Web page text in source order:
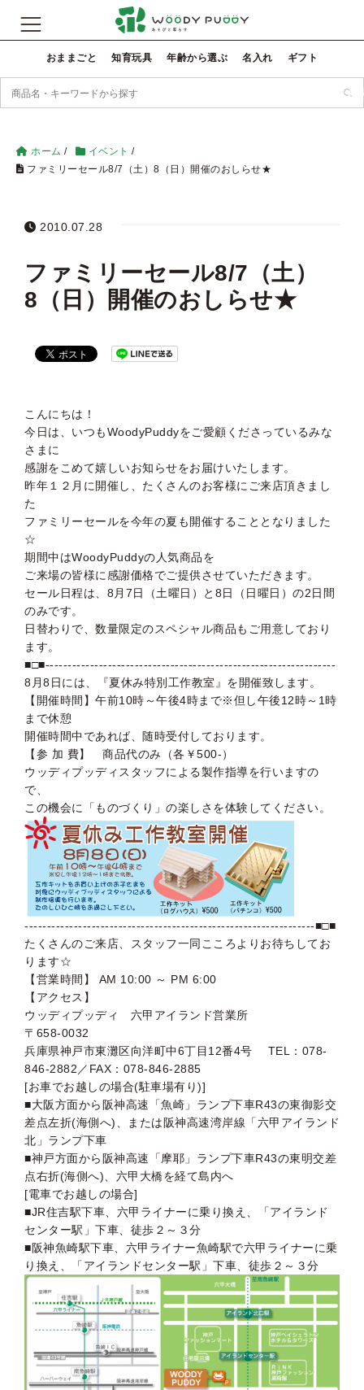
おままごと 知育玩具 年齢から選ぶ 名入れ ギフト
検
ホーム / イベント /
ファミリーセール8/7（土）8（日）開催のおしらせ★
2010.07.28
ファミリーセール8/7（土）
8（日）開催のおしらせ★
こんにちは！
今日は、いつもWoodyPuddyをご愛顧くださっているみな
さまに
感謝をこめて嬉しいお知らせをお届けいたします。
昨年１２月に開催し、たくさんのお客様にご来店頂きまし
た
ファミリーセールを今年の夏も開催することとなりました
☆
期間中はWoodyPuddyの人気商品を
ご来場の皆様に感謝価格でご提供させていただきます。
セール日程は、8月7日（土曜日）と8日（日曜日）の2日間
のみです。
日替わりで、数量限定のスペシャル商品もご用意しており
ます。
■□■-----------------------------------------------------------------
8月8日には、『夏休み特別工作教室』を開催致します。
【開催時間】午前10時～午後4時まで※但し午後12時～1時
まで休憩
開催時間中であれば、随時受付しております。
【参 加 費】 商品代のみ（各￥500-）
ウッディプッディスタッフによる製作指導を行いますの
で、
この機会に「ものづくり」の楽しさを体験してください。
-----------------------------------------------------------------■□■
たくさんのご来店、スタッフ一同こころよりお待ちしてお
ります☆
【営業時間】 AM 10:00 ～ PM 6:00
【アクセス】
ウッディプッディ 六甲アイランド営業所
〒658-0032
兵庫県神戸市東灘区向洋町中6丁目12番4号 TEL：078-
846-2882／FAX：078-846-2885
[お車でお越しの場合(駐車場有り)]
■大阪方面から阪神高速「魚崎」ランプ下車R43の東御影交
差点左折(海側へ)、または阪神高速湾岸線「六甲アイランド
北」ランプ下車
■神戸方面から阪神高速「摩耶」ランプ下車R43の東明交差
点右折(海側へ)、六甲大橋を経て島内へ
[電車でお越しの場合]
■JR住吉駅下車、六甲ライナーに乗り換え、「アイランド
センター駅」下車、徒歩２～３分
■阪神魚崎駅下車、六甲ライナー魚崎駅で六甲ライナーに乗
り換え、「アイランドセンター駅」下車、徒歩２～３分